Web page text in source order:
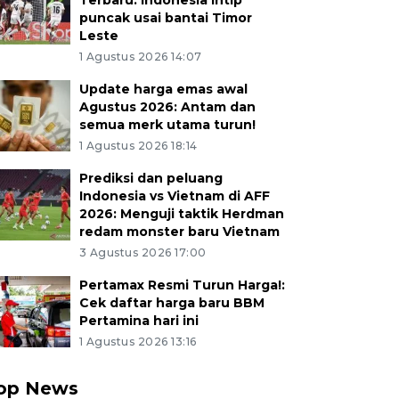
puncak usai bantai Timor
Leste
1 Agustus 2026 14:07
Update harga emas awal
Agustus 2026: Antam dan
semua merk utama turun!
1 Agustus 2026 18:14
Prediksi dan peluang
Indonesia vs Vietnam di AFF
2026: Menguji taktik Herdman
redam monster baru Vietnam
3 Agustus 2026 17:00
Pertamax Resmi Turun Harga!:
Cek daftar harga baru BBM
Pertamina hari ini
1 Agustus 2026 13:16
News